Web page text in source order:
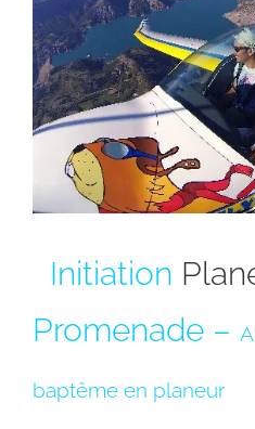
Initiation
Promenade –
baptême en planeur